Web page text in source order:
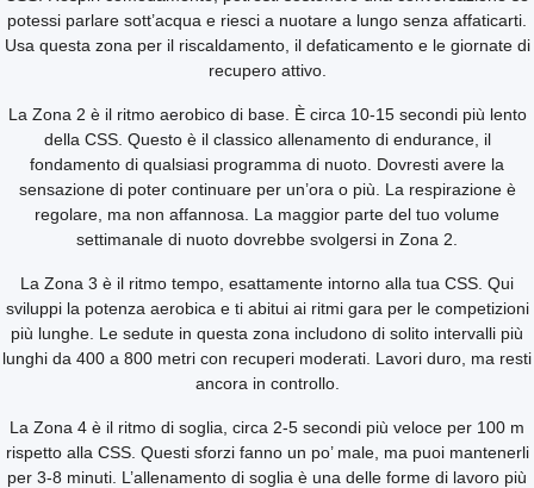
potessi parlare sott’acqua e riesci a nuotare a lungo senza affaticarti.
Usa questa zona per il riscaldamento, il defaticamento e le giornate di
recupero attivo.
La Zona 2 è il ritmo aerobico di base. È circa 10-15 secondi più lento
della CSS. Questo è il classico allenamento di endurance, il
fondamento di qualsiasi programma di nuoto. Dovresti avere la
sensazione di poter continuare per un’ora o più. La respirazione è
regolare, ma non affannosa. La maggior parte del tuo volume
settimanale di nuoto dovrebbe svolgersi in Zona 2.
La Zona 3 è il ritmo tempo, esattamente intorno alla tua CSS. Qui
sviluppi la potenza aerobica e ti abitui ai ritmi gara per le competizioni
più lunghe. Le sedute in questa zona includono di solito intervalli più
lunghi da 400 a 800 metri con recuperi moderati. Lavori duro, ma resti
ancora in controllo.
La Zona 4 è il ritmo di soglia, circa 2-5 secondi più veloce per 100 m
rispetto alla CSS. Questi sforzi fanno un po’ male, ma puoi mantenerli
per 3-8 minuti. L’allenamento di soglia è una delle forme di lavoro più